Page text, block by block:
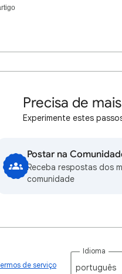
Precisa de
Experimente estes
Postar na
Receba respostas dos
comunidade
de serviço
Idioma
português‎